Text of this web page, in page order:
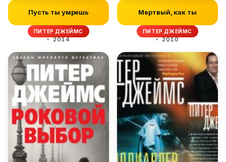
Пусть ты умрешь
ПИТЕР ДЖЕЙМС
2014
Мертвый, как ты
ПИТЕР ДЖЕЙМС
2010